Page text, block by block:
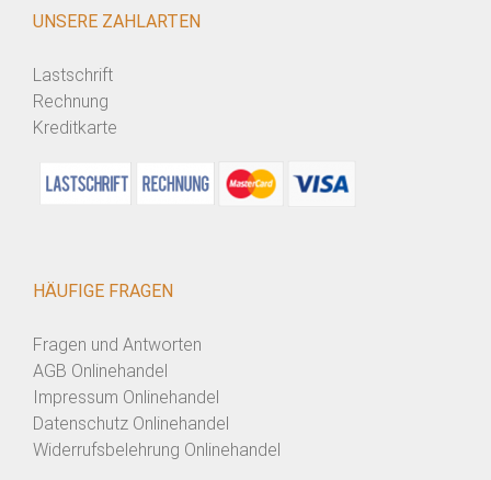
UNSERE ZAHLARTEN
Lastschrift
Rechnung
Kreditkarte
HÄUFIGE FRAGEN
Fragen und Antworten
AGB Onlinehandel
Impressum Onlinehandel
Datenschutz Onlinehandel
Widerrufsbelehrung Onlinehandel